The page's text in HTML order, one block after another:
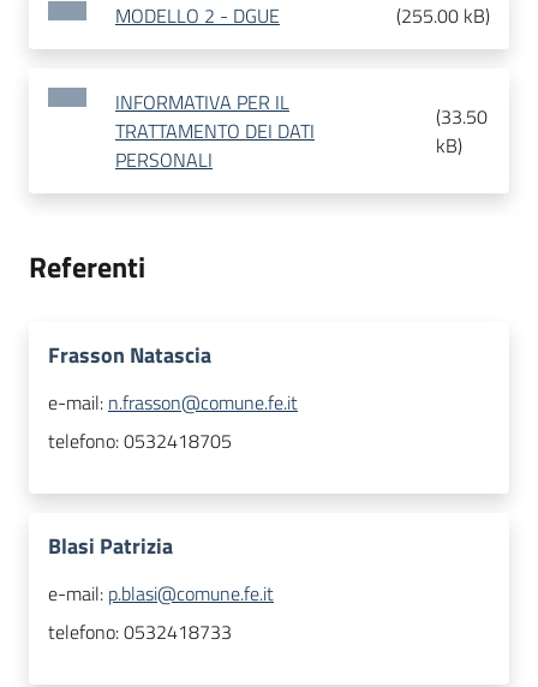
MODELLO 2 - DGUE (255.00 kB)
INFORMATIVA PER IL
TRATTAMENTO DEI DATI
PERSONALI
(33.50
kB)
Referenti
Frasson Natascia
e-mail: n.frasson@comune.fe.it
telefono:0532418705
Blasi Patrizia
e-mail: p.blasi@comune.fe.it
telefono:0532418733